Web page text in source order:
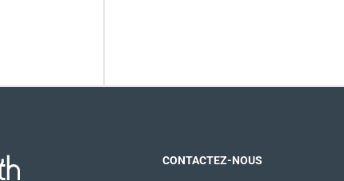
CONTACTEZ-NOUS